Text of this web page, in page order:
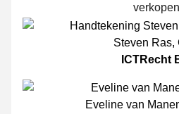
Steven Ras,
ICTRecht
Eveline van